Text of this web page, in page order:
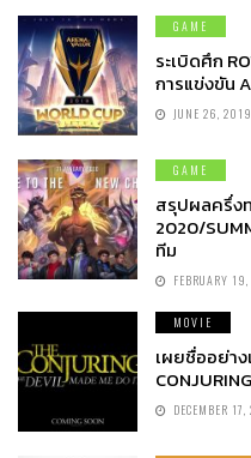
GAME
ระเบิดศึก
การแข่งขัน
JUNE 26, 2019
GAME
สรุปผลครึ่งท
2020/
ทีม
FEBRUARY
MOVIE
เผยชื่ออย่าง
DECEMBER